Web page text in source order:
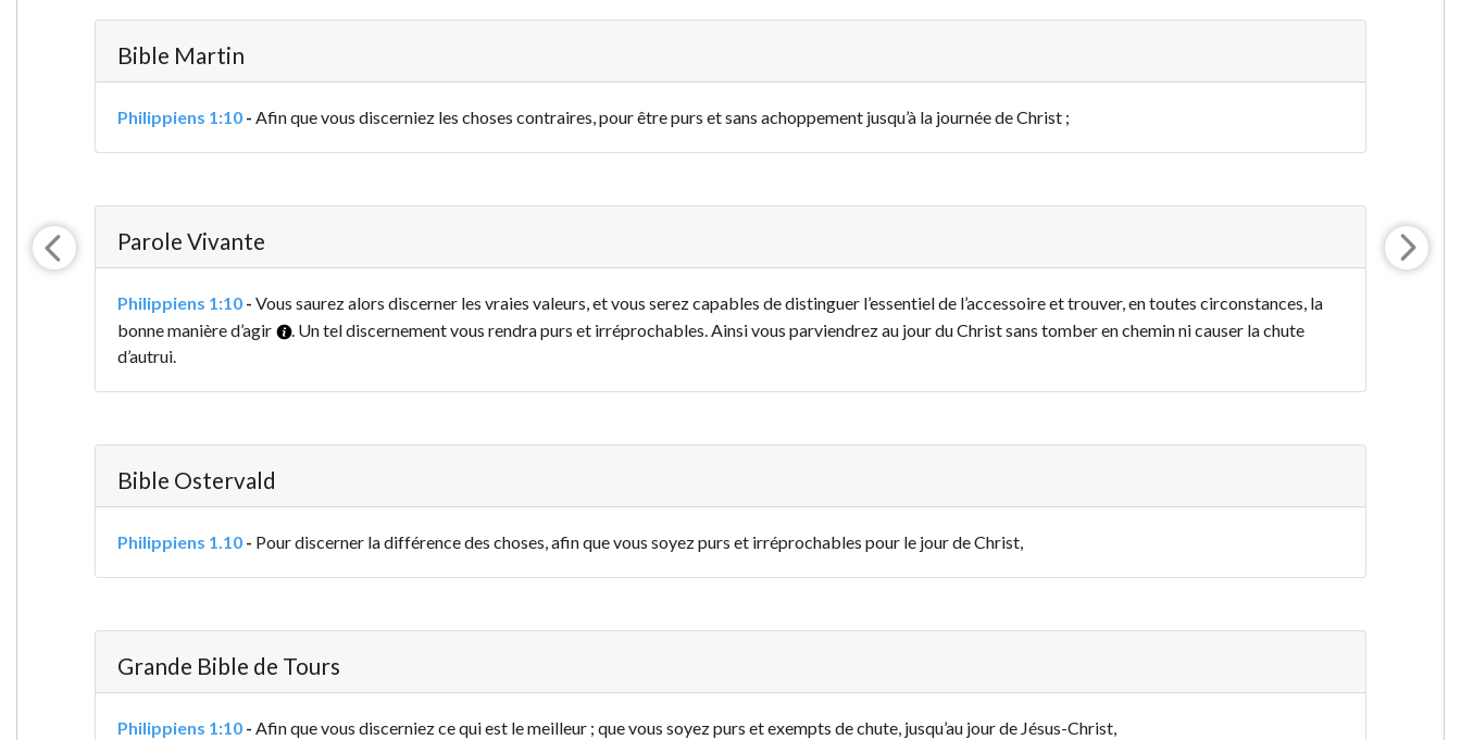
Bible Martin
Philippiens 1:10- Afin que vous discerniez les choses contraires, pour être purs et sans achoppement jusqu’à la journée de Christ ;
Parole Vivante
Philippiens 1:10- Vous saurez alors discerner les vraies valeurs, et vous serez capables de distinguer l’essentiel de l’accessoire et trouver, en toutes circonstances, la
bonne manière d’agir
. Un tel discernement vous rendra purs et irréprochables. Ainsi vous parviendrez au jour du Christ sans tomber en chemin ni causer la chute
d’autrui.
Bible Ostervald
Philippiens 1.10- Pour discerner la différence des choses, afin que vous soyez purs et irréprochables pour le jour de Christ,
Grande Bible de Tours
Philippiens 1:10- Afin que vous discerniez ce qui est le meilleur ; que vous soyez purs et exempts de chute, jusqu’au jour de Jésus-Christ,